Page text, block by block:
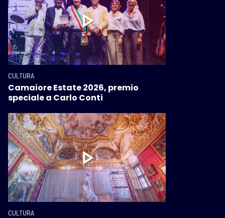
CULTURA
Camaiore Estate 2026, premio
speciale a Carlo Conti
CULTURA